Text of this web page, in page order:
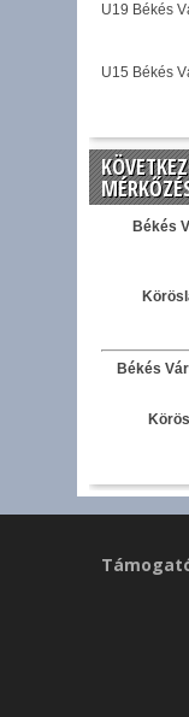
U19 Békés
U15 Békés
Békés
Békés